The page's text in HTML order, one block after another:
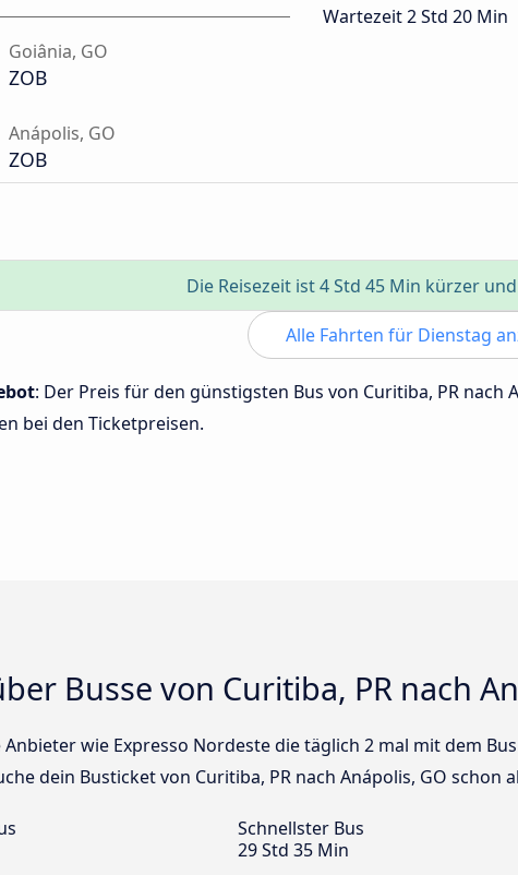
Wartezeit 2 Std 20 Min
Goiânia, GO
ZOB
Anápolis, GO
ZOB
Die Reisezeit ist 4 Std 45 Min kürzer
Alle Fahrten für Dienstag
: Der Preis für den günstigsten Bus von Curitiba, PR nach
bei den Ticketpreisen.
Busse von Curitiba, PR nach
wie Expresso Nordeste die täglich 2 mal mit dem
dein Busticket von Curitiba, PR nach Anápolis, GO schon
Schnellster Bus
29 Std 35 Min